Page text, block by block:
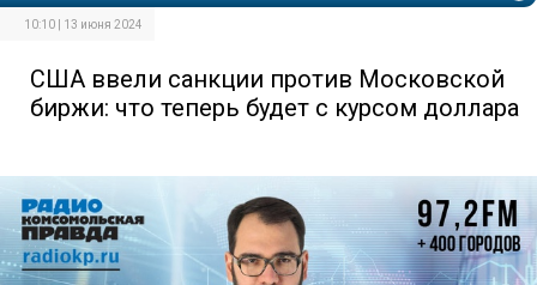
10:10 | 13 июня 2024
США ввели санкции против Московской
биржи: что теперь будет с курсом доллара